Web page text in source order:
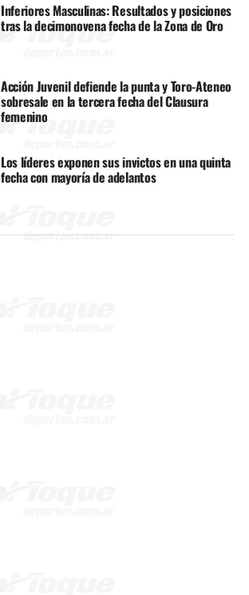
Inferiores Masculinas: Resultados y posiciones
tras la decimonovena fecha de la Zona de Oro
Acción Juvenil defiende la punta y Toro-Ateneo
sobresale en la tercera fecha del Clausura
femenino
Los líderes exponen sus invictos en una quinta
fecha con mayoría de adelantos